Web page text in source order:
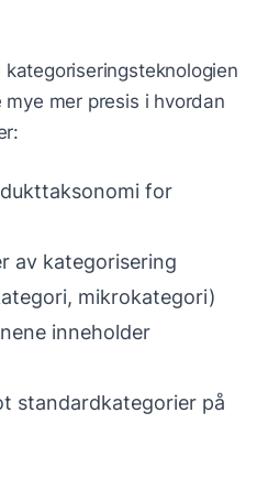
mer presis i hvordan
for
av kategorisering
mikrokategori)
inneholder
standardkategorier på